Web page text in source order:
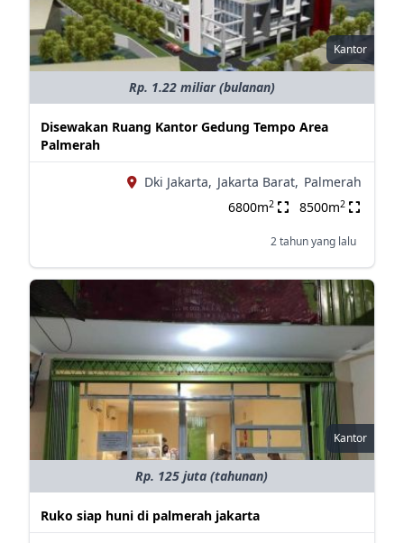
Kantor
Rp. 1.22 miliar (bulanan)
Disewakan Ruang Kantor Gedung Tempo Area
Palmerah
Dki Jakarta, Jakarta Barat, Palmerah
6800m2 8500m2
2 tahun yang lalu
Kantor
Rp. 125 juta (tahunan)
Ruko siap huni di palmerah jakarta